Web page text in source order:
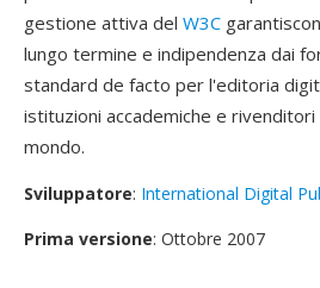
gestione attiva del W3C
lungo termine e indipendenza dai
standard de facto per l'editoria
istituzioni accademiche e
mondo.
Sviluppatore: International Digital
Prima versione: Ottobre 2007